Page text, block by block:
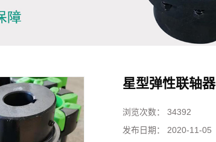
星型弹性联轴器
浏览次数： 34392
发布日期： 2020-11-05